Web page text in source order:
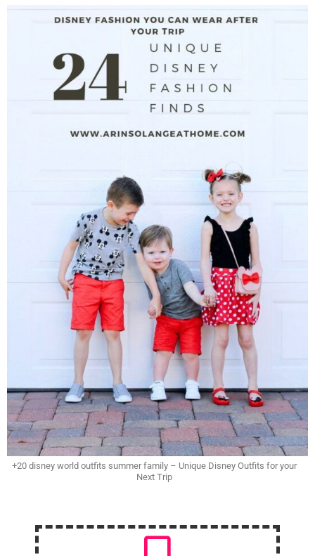
+20 disney world outfits summer family – Unique Disney Outfits for your
Next Trip